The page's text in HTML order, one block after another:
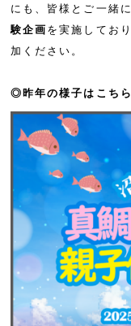
にも、皆様とご一緒に
験企画を実施してお
加ください。
◎昨年の様子はこち